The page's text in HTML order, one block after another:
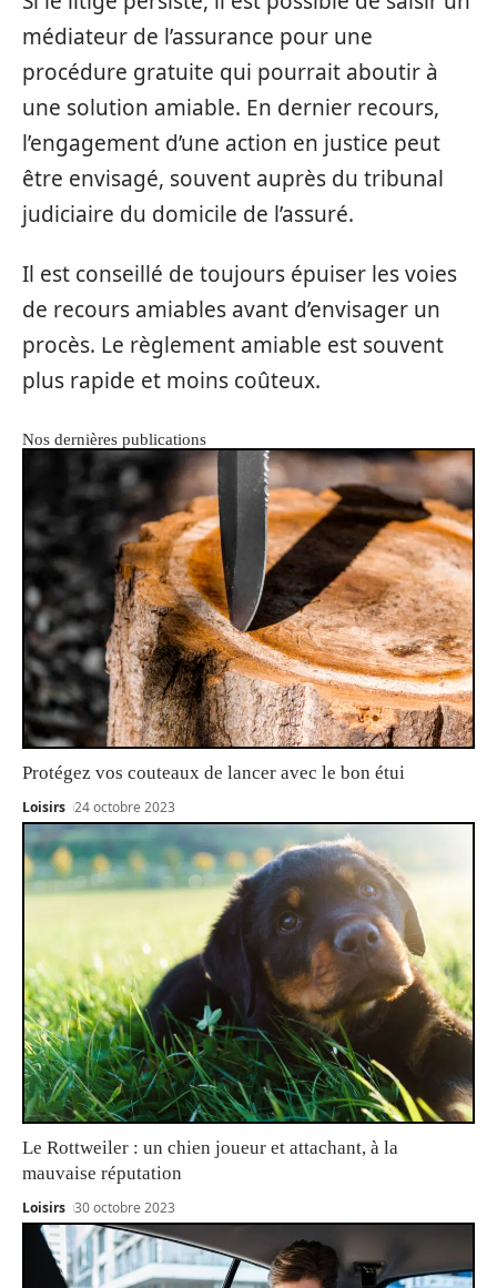
médiateur de l’assurance pour une
procédure gratuite qui pourrait aboutir à
une solution amiable. En dernier recours,
l’engagement d’une action en justice peut
être envisagé, souvent auprès du tribunal
judiciaire du domicile de l’assuré.
Il est conseillé de toujours épuiser les voies
de recours amiables avant d’envisager un
procès. Le règlement amiable est souvent
plus rapide et moins coûteux.
Nos dernières publications
Protégez vos couteaux de lancer avec le bon étui
Loisirs 24 octobre 2023
Le Rottweiler : un chien joueur et attachant, à la
mauvaise réputation
Loisirs 30 octobre 2023